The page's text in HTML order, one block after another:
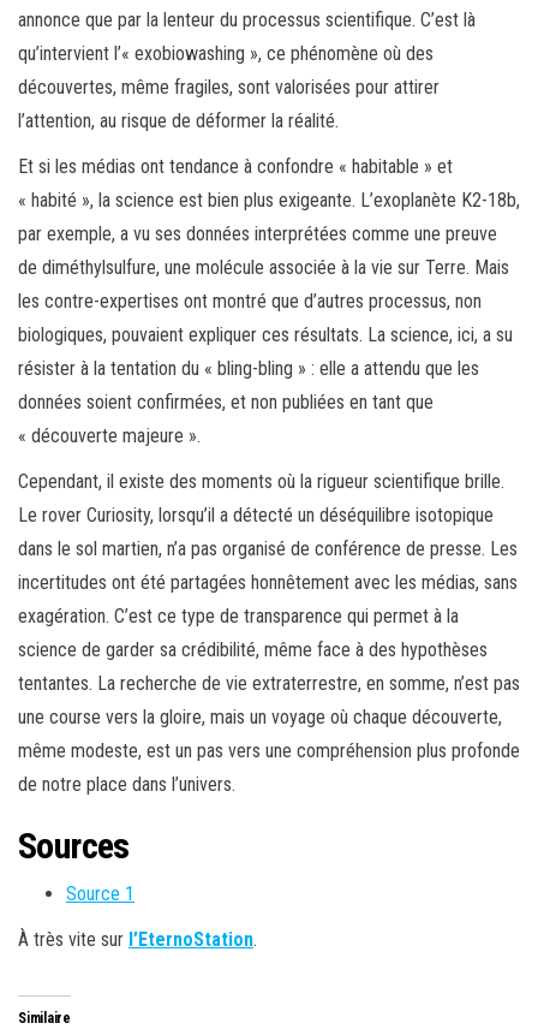
annonce que par la lenteur du processus scientifique. C’est là
qu’intervient l’« exobiowashing », ce phénomène où des
découvertes, même fragiles, sont valorisées pour attirer
l’attention, au risque de déformer la réalité.
Et si les médias ont tendance à confondre « habitable » et
« habité », la science est bien plus exigeante. L’exoplanète K2-18b,
par exemple, a vu ses données interprétées comme une preuve
de diméthylsulfure, une molécule associée à la vie sur Terre. Mais
les contre-expertises ont montré que d’autres processus, non
biologiques, pouvaient expliquer ces résultats. La science, ici, a su
résister à la tentation du « bling-bling » : elle a attendu que les
données soient confirmées, et non publiées en tant que
« découverte majeure ».
Cependant, il existe des moments où la rigueur scientifique brille.
Le rover Curiosity, lorsqu’il a détecté un déséquilibre isotopique
dans le sol martien, n’a pas organisé de conférence de presse. Les
incertitudes ont été partagées honnêtement avec les médias, sans
exagération. C’est ce type de transparence qui permet à la
science de garder sa crédibilité, même face à des hypothèses
tentantes. La recherche de vie extraterrestre, en somme, n’est pas
une course vers la gloire, mais un voyage où chaque découverte,
même modeste, est un pas vers une compréhension plus profonde
de notre place dans l’univers.
Sources
Source 1
À très vite sur l’EternoStation.
Similaire